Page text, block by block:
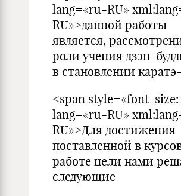
lang=«ru-RU»
RU»>данной работы
является,
роли учения дзэн-
в становлении
<span style=«font-size:
lang=«ru-RU»
RU»>Для достижения
поставленной в
работе цели нами
следующие